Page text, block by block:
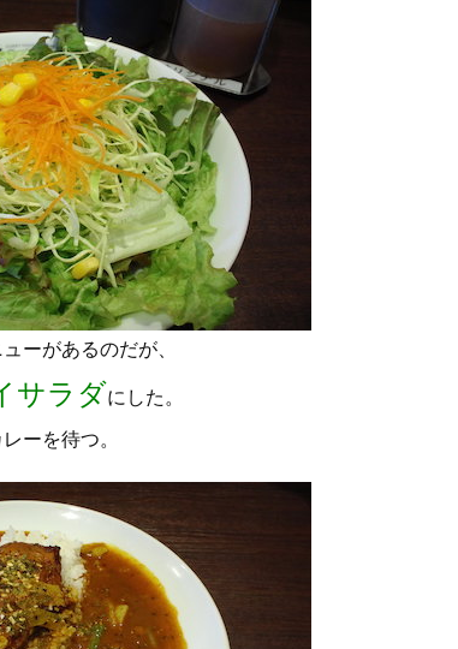
ーがあるのだが、
サラダにした。
ーを待つ。